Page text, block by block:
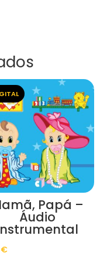
Papá –
Áudio
€